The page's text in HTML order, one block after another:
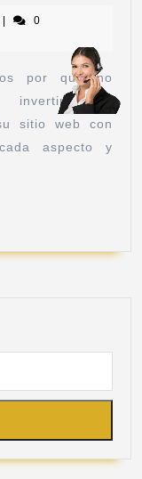
0
por qué no
invertir en
sitio web con
aspecto y